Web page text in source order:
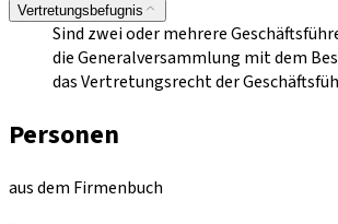
Vertretungsbefugnis
Sind zwei oder mehrere
die Generalversammlung mit dem
das Vertretungsrecht der
Personen
aus dem Firmenbuch